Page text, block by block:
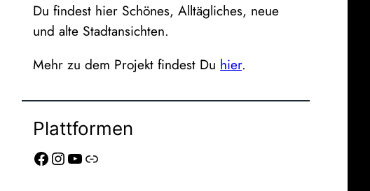
Du findest hier Schönes, Alltägliches, neue
und alte Stadtansichten.
Mehr zu dem Projekt findest Du hier.
Plattformen
Facebook Instagram YouTube Link